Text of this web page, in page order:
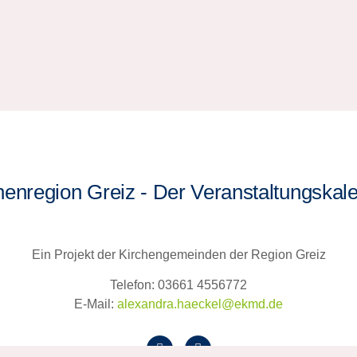
Greiz - Der
Ein Projekt der Kirchengemeinden der Region Greiz
Telefon: 03661 4556772
E-Mail: alexandra.haeckel@ekmd.de